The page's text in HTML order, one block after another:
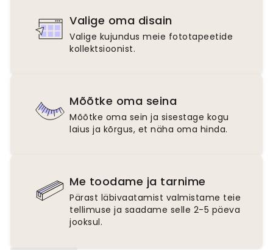
Valige oma disain
Valige kujundus meie fototapeetide
kollektsioonist.
Mõõtke oma seina
Mõõtke oma sein ja sisestage kogu
laius ja kõrgus, et näha oma hinda.
Me toodame ja tarnime
Pärast läbivaatamist valmistame teie
tellimuse ja saadame selle 2-5 päeva
jooksul.